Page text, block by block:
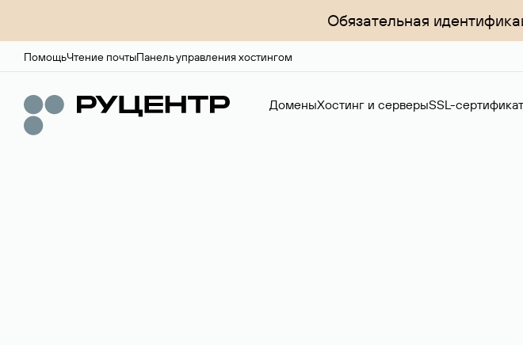
Обязательная
ПомощьЧтение почтыПанель управления хостингом
ДоменыХостинг и серверыSSL-